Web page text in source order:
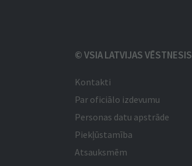
© VSIA LATVIJAS VĒSTNESIS
Kontakti
Par oficiālo izdevumu
Personas datu apstrāde
Piekļūstamība
Atsauksmēm